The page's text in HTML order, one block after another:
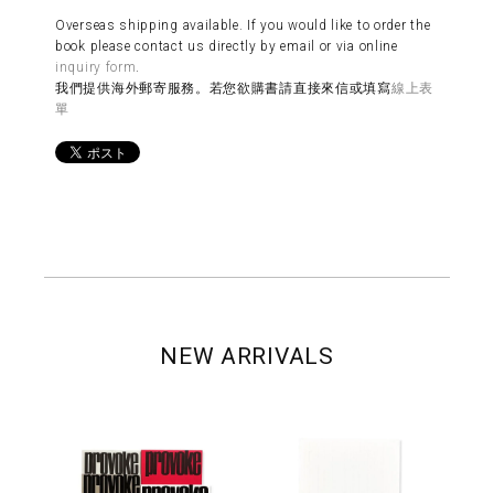
Overseas shipping available. If you would like to order the
book please contact us directly by email or via online
inquiry form.
我們提供海外郵寄服務。若您欲購書請直接來信或填寫線上表
單
NEW ARRIVALS